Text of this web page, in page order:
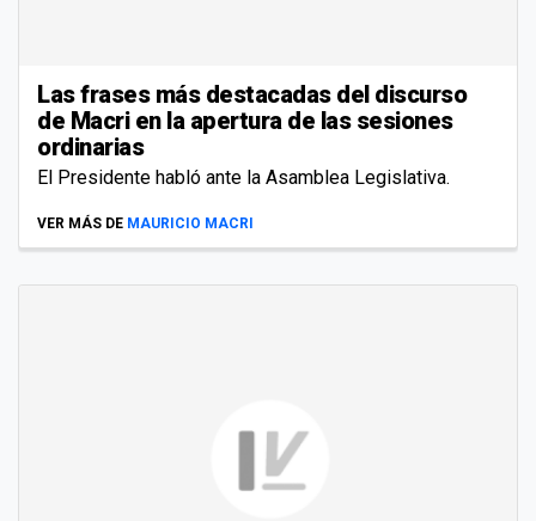
Las frases más destacadas del discurso
de Macri en la apertura de las sesiones
ordinarias
El Presidente habló ante la Asamblea Legislativa.
VER MÁS DE MAURICIO MACRI